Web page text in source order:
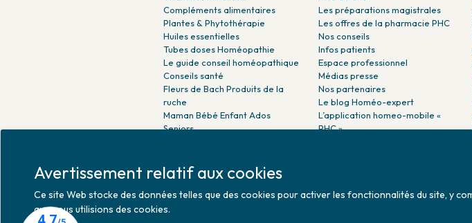
Compléments alimentaires
Plantes & Phytothérapie
Huiles essentielles
Tubes doses Homéopathie
Le guide conseil homéopathique
Conseils santé
Fleurs de Bach Produits de la
ruche
Maman Bébé Enfant Ados
Seniors
Médicaments Parapharmacie
Les préparations magistrales
Les offres de la pharmacie PHC
Nos conseils
Infos patients
Espace professionnel
Médias presse
Nos partenaires
Le blog Homéo-expert
L’application homeo-mobile «
PHC »
Enfants - AMFE
Avertissement relatif aux cookies
Ce site Web stocke des données telles que des cookies pour activer les fonctionnalités du site, y
que nous utilisions des cookies.